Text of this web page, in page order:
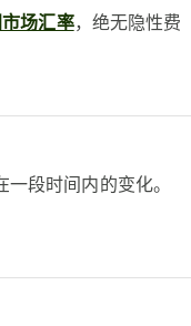
场汇率，绝无隐性费
段时间内的变化。